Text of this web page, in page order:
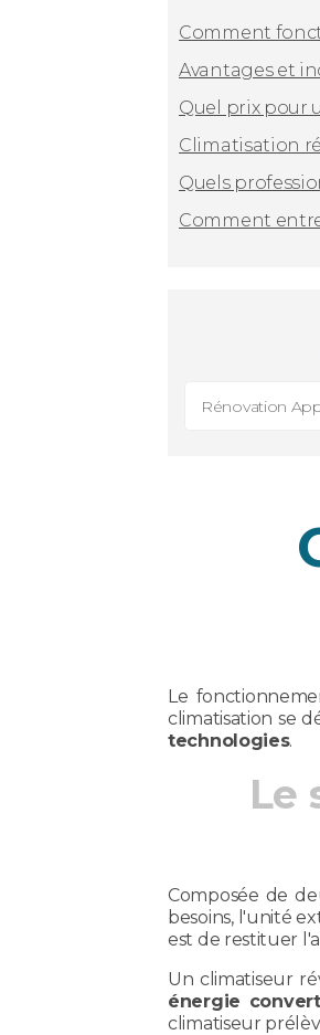
Comment
Avantages et
Quel prix pour
Climatisation
Quels
Comment
Rénovation
Le
climatisation se
technologies.
Le
Composée de
besoins, l'unité
est de restituer
Un climatiseur
énergie
climatiseur